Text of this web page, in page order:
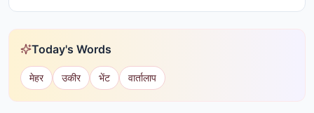
Today's Words
मेहर उकीर भेंट वार्तालाप